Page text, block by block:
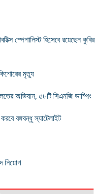
স্পেশালিস্ট হিসেবে রয়েছেন কুবির
মৃত্যু
অভিযান, ৫৮টি সিএনজি ডাম্পিং
বঙ্গবন্ধু স্যাটেলাইট
নিয়োগ